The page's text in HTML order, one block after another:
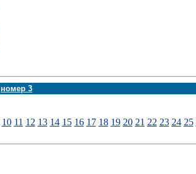
номер 3
10 11 12 13 14 15 16 17 18 19 20 21 22 23 24 25